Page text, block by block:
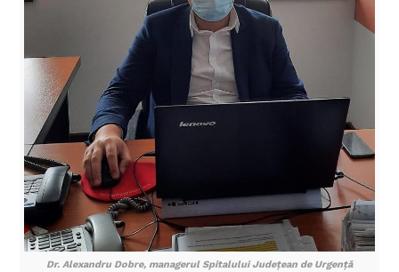
Dr. Alexandru Dobre, managerul Spitalului Județean de Urgență